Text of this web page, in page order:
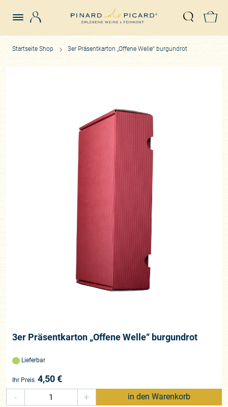
Suche
Startseite Shop 3er Präsentkarton „Offene Welle“ burgundrot
3er Präsentkarton „Offene Welle“ burgundrot
Lieferbar
Ihr Preis 4,50€
-
+ in den Warenkorb